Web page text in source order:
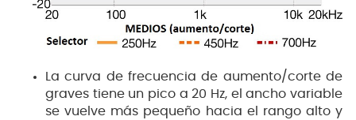
La curva de frecuencia de aumento/corte de
graves tiene un pico a 20 Hz, el ancho variable
se vuelve más pequeño hacia el rango alto y